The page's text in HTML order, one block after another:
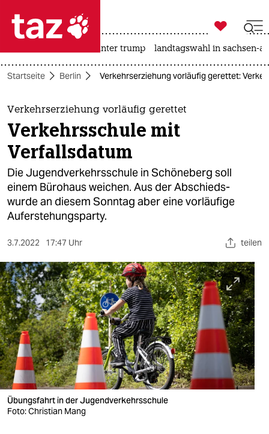
 taz zahl ich
taz zahl ich
themen
politik
öko
gesellschaft
kultur
sport
berlin
nord
wahrheit
verlag
verlag
veranstaltungen

taz zahl ich
usa unter trump landtagswahl in sachsen-
Startseite Berlin Verkehrserziehung vorläufig gerettet:
Verkehrserziehung vorläufig gerettet
Verkehrsschule mit
Verfallsdatum
Die Jugendverkehrsschule in Schöneberg soll
einem Bürohaus weichen. Aus der Abschieds-
wurde an diesem Sonntag aber eine vorläufige
Auferstehungsparty.
3.7.2022 17:47 Uhr teilen
Übungsfahrt in der Jugendverkehrsschule
Foto: Christian Mang